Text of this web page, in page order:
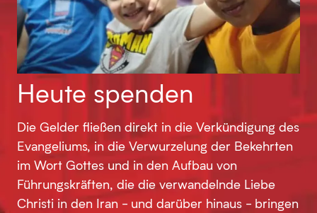
Heute spenden
Die Gelder fließen direkt in die Verkündigung des
Evangeliums, in die Verwurzelung der Bekehrten
im Wort Gottes und in den Aufbau von
Führungskräften, die die verwandelnde Liebe
Christi in den Iran - und darüber hinaus - bringen